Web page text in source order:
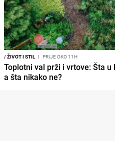
/ŽIVOT I STIL I PRIJE OKO 11H
Toplotni val prži i vrtove: Šta
a šta nikako ne?